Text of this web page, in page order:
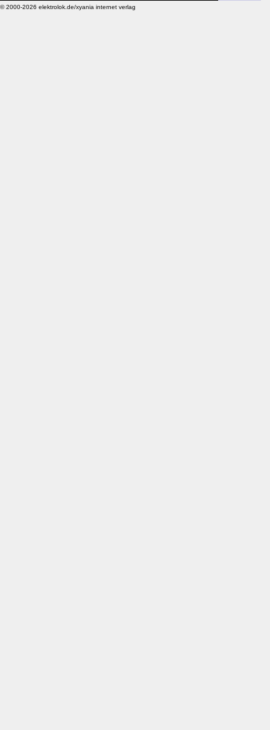
© 2000-2026 elektrolok.de/xyania internet verlag